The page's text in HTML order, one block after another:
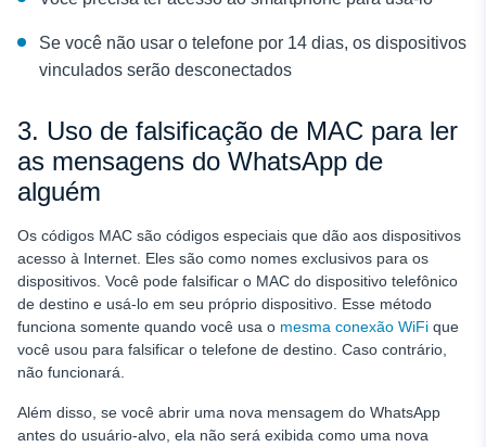
Se você não usar o telefone por 14 dias, os dispositivos
vinculados serão desconectados
3. Uso de falsificação de MAC para ler
as mensagens do WhatsApp de
alguém
Os códigos MAC são códigos especiais que dão aos dispositivos
acesso à Internet. Eles são como nomes exclusivos para os
dispositivos. Você pode falsificar o MAC do dispositivo telefônico
de destino e usá-lo em seu próprio dispositivo. Esse método
funciona somente quando você usa o mesma conexão WiFi que
você usou para falsificar o telefone de destino. Caso contrário,
não funcionará.
Além disso, se você abrir uma nova mensagem do WhatsApp
antes do usuário-alvo, ela não será exibida como uma nova